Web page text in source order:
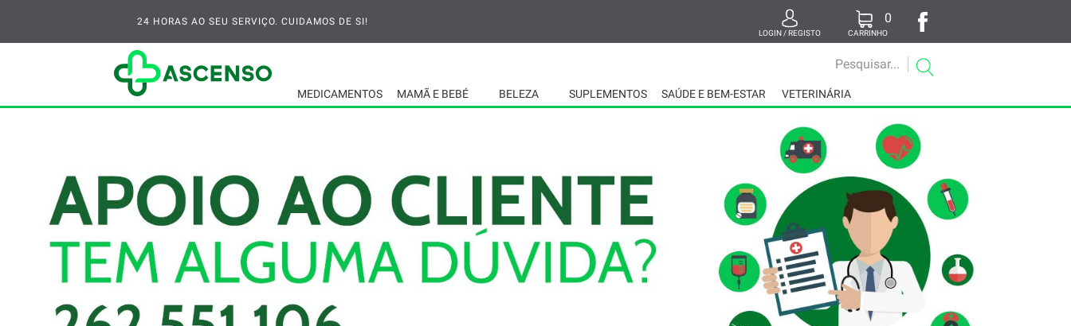
24 HORAS AO SEU SERVIÇO. CUIDAMOS DE SI!
LOGIN / REGISTO CARRINHO
0
MEDICAMENTOS MAMÃ E BEBÉ BELEZA SUPLEMENTOS SAÚDE E BEM-ESTAR VETERINÁRIA